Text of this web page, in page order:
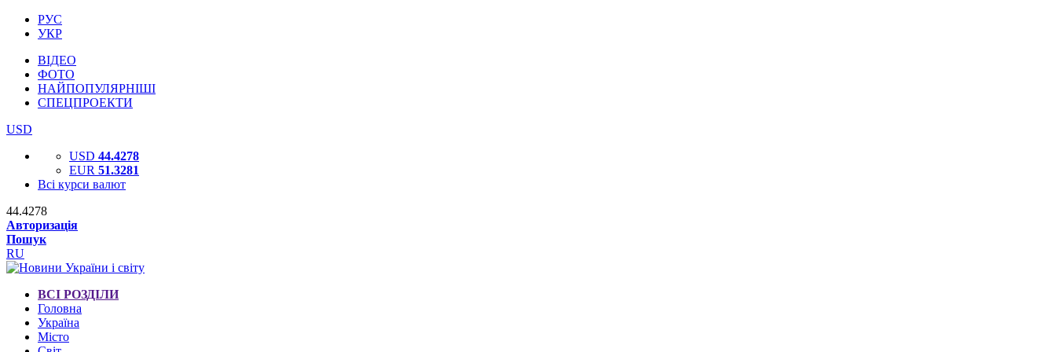
РУС
УКР
ВІДЕО
ФОТО
НАЙПОПУЛЯРНІШІ
СПЕЦПРОЕКТИ
USD
USD 44.4278
EUR 51.3281
Всі курси валют
44.4278
Авторизація
Пошук
RU
ВСІ РОЗДІЛИ
Головна
Україна
Місто